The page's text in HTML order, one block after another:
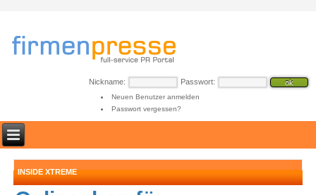
Nickname: Passwort:
Neuen Benutzer anmelden
Passwort vergessen?
INSIDE XTREME